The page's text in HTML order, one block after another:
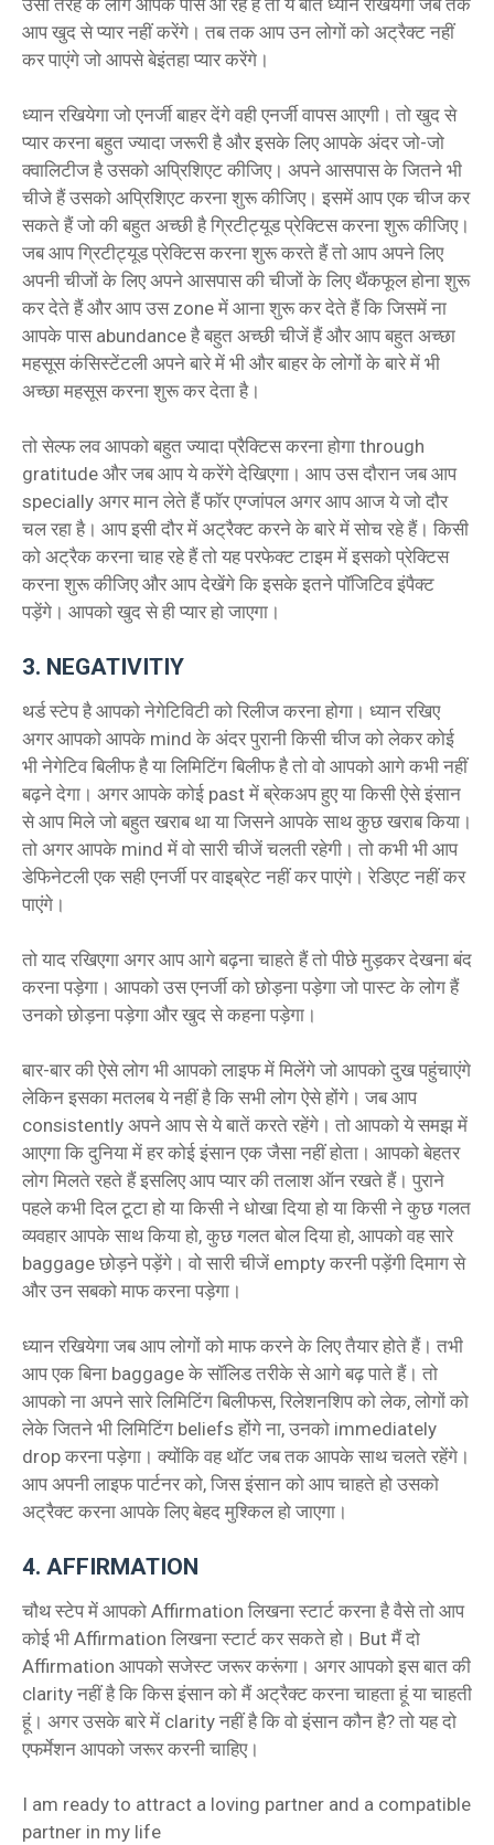
आप खुद से प्यार नहीं करेंगे। तब तक आप उन लोगों को अट्रैक्ट नहीं
कर पाएंगे जो आपसे बेइंतहा प्यार करेंगे।
ध्यान रखियेगा जो एनर्जी बाहर देंगे वही एनर्जी वापस आएगी। तो खुद से
प्यार करना बहुत ज्यादा जरूरी है और इसके लिए आपके अंदर जो-जो
क्वालिटीज है उसको अप्रिशिएट कीजिए। अपने आसपास के जितने भी
चीजे हैं उसको अप्रिशिएट करना शुरू कीजिए। इसमें आप एक चीज कर
सकते हैं जो की बहुत अच्छी है ग्रिटीट्यूड प्रेक्टिस करना शुरू कीजिए।
जब आप ग्रिटीट्यूड प्रेक्टिस करना शुरू करते हैं तो आप अपने लिए
अपनी चीजों के लिए अपने आसपास की चीजों के लिए थैंकफूल होना शुरू
कर देते हैं और आप उस zone में आना शुरू कर देते हैं कि जिसमें ना
आपके पास abundance है बहुत अच्छी चीजें हैं और आप बहुत अच्छा
महसूस कंसिस्टेंटली अपने बारे में भी और बाहर के लोगों के बारे में भी
अच्छा महसूस करना शुरू कर देता है।
तो सेल्फ लव आपको बहुत ज्यादा प्रैक्टिस करना होगा through
gratitude और जब आप ये करेंगे देखिएगा। आप उस दौरान जब आप
specially अगर मान लेते हैं फॉर एग्जांपल अगर आप आज ये जो दौर
चल रहा है। आप इसी दौर में अट्रैक्ट करने के बारे में सोच रहे हैं। किसी
को अट्रैक करना चाह रहे हैं तो यह परफेक्ट टाइम में इसको प्रेक्टिस
करना शुरू कीजिए और आप देखेंगे कि इसके इतने पॉजिटिव इंपैक्ट
पड़ेंगे। आपको खुद से ही प्यार हो जाएगा।
3. NEGATIVITIY
थर्ड स्टेप है आपको नेगेटिविटी को रिलीज करना होगा। ध्यान रखिए
अगर आपको आपके mind के अंदर पुरानी किसी चीज को लेकर कोई
भी नेगेटिव बिलीफ है या लिमिटिंग बिलीफ है तो वो आपको आगे कभी नहीं
बढ़ने देगा। अगर आपके कोई past में ब्रेकअप हुए या किसी ऐसे इंसान
से आप मिले जो बहुत खराब था या जिसने आपके साथ कुछ खराब किया।
तो अगर आपके mind में वो सारी चीजें चलती रहेगी। तो कभी भी आप
डेफिनेटली एक सही एनर्जी पर वाइब्रेट नहीं कर पाएंगे। रेडिएट नहीं कर
पाएंगे।
तो याद रखिएगा अगर आप आगे बढ़ना चाहते हैं तो पीछे मुड़कर देखना बंद
करना पड़ेगा। आपको उस एनर्जी को छोड़ना पड़ेगा जो पास्ट के लोग हैं
उनको छोड़ना पड़ेगा और खुद से कहना पड़ेगा।
बार-बार की ऐसे लोग भी आपको लाइफ में मिलेंगे जो आपको दुख पहुंचाएंगे
लेकिन इसका मतलब ये नहीं है कि सभी लोग ऐसे होंगे। जब आप
consistently अपने आप से ये बातें करते रहेंगे। तो आपको ये समझ में
आएगा कि दुनिया में हर कोई इंसान एक जैसा नहीं होता। आपको बेहतर
लोग मिलते रहते हैं इसलिए आप प्यार की तलाश ऑन रखते हैं। पुराने
पहले कभी दिल टूटा हो या किसी ने धोखा दिया हो या किसी ने कुछ गलत
व्यवहार आपके साथ किया हो, कुछ गलत बोल दिया हो, आपको वह सारे
baggage छोड़ने पड़ेंगे। वो सारी चीजें empty करनी पड़ेंगी दिमाग से
और उन सबको माफ करना पड़ेगा।
ध्यान रखियेगा जब आप लोगों को माफ करने के लिए तैयार होते हैं। तभी
आप एक बिना baggage के सॉलिड तरीके से आगे बढ़ पाते हैं। तो
आपको ना अपने सारे लिमिटिंग बिलीफस, रिलेशनशिप को लेक, लोगों को
लेके जितने भी लिमिटिंग beliefs होंगे ना, उनको immediately
drop करना पड़ेगा। क्योंकि वह थॉट जब तक आपके साथ चलते रहेंगे।
आप अपनी लाइफ पार्टनर को, जिस इंसान को आप चाहते हो उसको
अट्रैक्ट करना आपके लिए बेहद मुश्किल हो जाएगा।
4. AFFIRMATION
चौथ स्टेप में आपको Affirmation लिखना स्टार्ट करना है वैसे तो आप
कोई भी Affirmation लिखना स्टार्ट कर सकते हो। But मैं दो
Affirmation आपको सजेस्ट जरूर करूंगा। अगर आपको इस बात की
clarity नहीं है कि किस इंसान को मैं अट्रैक्ट करना चाहता हूं या चाहती
हूं। अगर उसके बारे में clarity नहीं है कि वो इंसान कौन है? तो यह दो
एफर्मेशन आपको जरूर करनी चाहिए।
I am ready to attract a loving partner and a compatible
partner in my life